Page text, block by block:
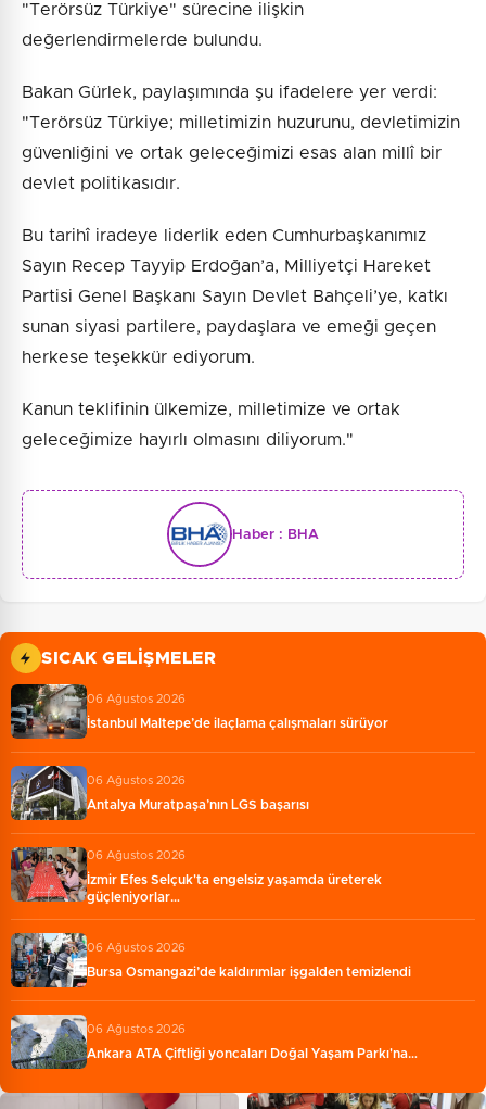
"Terörsüz Türkiye" sürecine ilişkin
değerlendirmelerde bulundu.
Bakan Gürlek, paylaşımında şu ifadelere yer verdi:
"Terörsüz Türkiye; milletimizin huzurunu, devletimizin
güvenliğini ve ortak geleceğimizi esas alan millî bir
devlet politikasıdır.
Bu tarihî iradeye liderlik eden Cumhurbaşkanımız
Sayın Recep Tayyip Erdoğan’a, Milliyetçi Hareket
Partisi Genel Başkanı Sayın Devlet Bahçeli’ye, katkı
sunan siyasi partilere, paydaşlara ve emeği geçen
herkese teşekkür ediyorum.
Kanun teklifinin ülkemize, milletimize ve ortak
geleceğimize hayırlı olmasını diliyorum."
Haber : BHA
SICAK GELIŞMELER
06 Ağustos 2026
İstanbul Maltepe’de ilaçlama çalışmaları sürüyor
06 Ağustos 2026
Antalya Muratpaşa’nın LGS başarısı
06 Ağustos 2026
İzmir Efes Selçuk'ta engelsiz yaşamda üreterek
güçleniyorlar…
06 Ağustos 2026
Bursa Osmangazi’de kaldırımlar işgalden temizlendi
06 Ağustos 2026
Ankara ATA Çiftliği yoncaları Doğal Yaşam Parkı'na…